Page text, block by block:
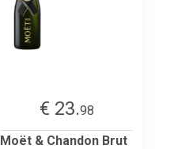
€ 23.98
Moët & Chandon Brut